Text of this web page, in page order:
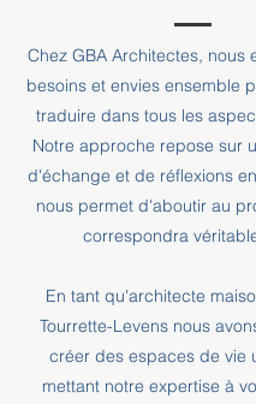
Chez GBA Architectes, nous
besoins et envies ensemble
traduire dans tous les
Notre approche repose sur
d'échange et de réflexions
nous permet d'aboutir au
correspondra
En tant qu'architecte
Tourrette-Levens nous
créer des espaces de vie
mettant notre expertise à